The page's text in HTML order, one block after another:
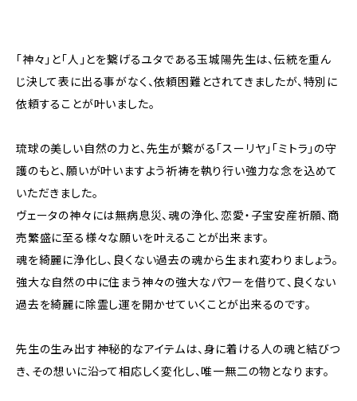
「神々」と「人」とを繋げるユタである玉城陽先生は、伝統を重ん
じ決して表に出る事がなく、依頼困難とされてきましたが、特別に
依頼することが叶いました。
琉球の美しい自然の力と、先生が繋がる「スーリヤ」「ミトラ」の守
護のもと、願いが叶いますよう祈祷を執り行い強力な念を込めて
いただきました。
ヴェータの神々には無病息災、魂の浄化、恋愛・子宝安産祈願、商
売繁盛に至る様々な願いを叶えることが出来ます。
魂を綺麗に浄化し、良くない過去の魂から生まれ変わりましょう。
強大な自然の中に住まう神々の強大なパワーを借りて、良くない
過去を綺麗に除霊し運を開かせていくことが出来るのです。
先生の生み出す神秘的なアイテムは、身に着ける人の魂と結びつ
き、その想いに沿って相応しく変化し、唯一無二の物となります。